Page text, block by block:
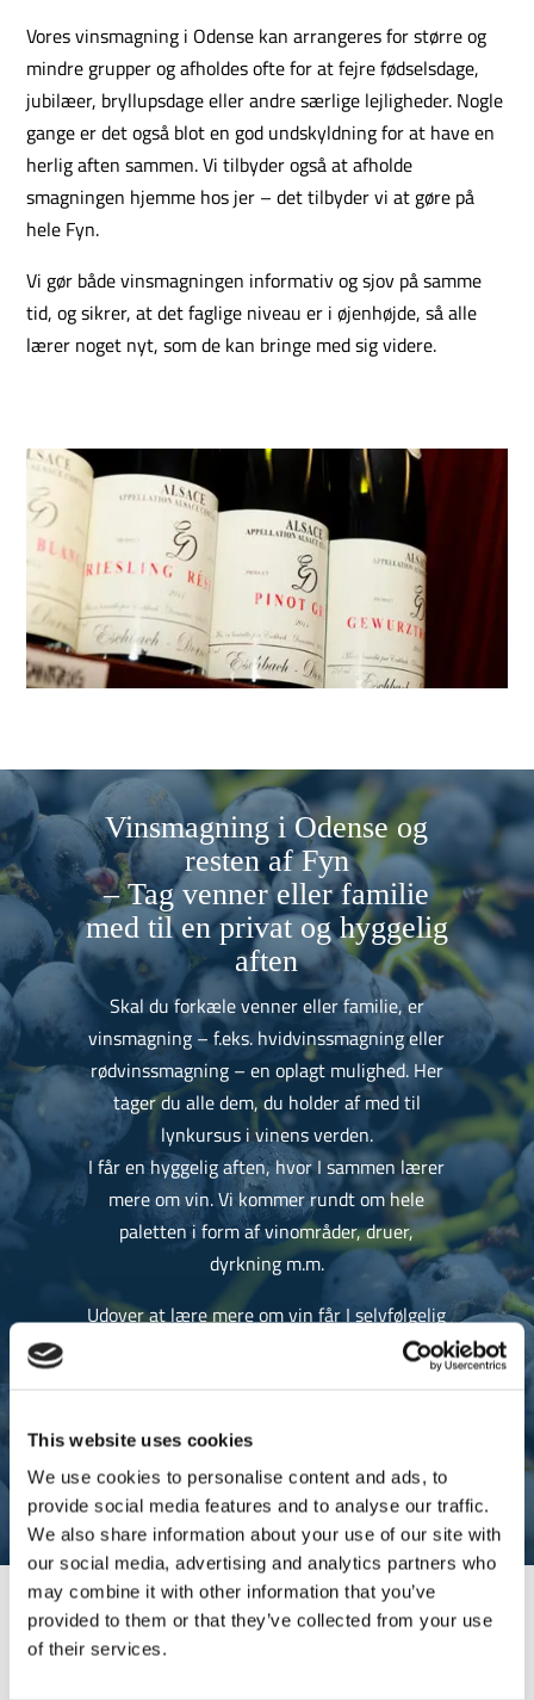
This website uses cookies
We use cookies to personalise content and ads, to
provide social media features and to analyse our traffic.
We also share information about your use of our site with
our social media, advertising and analytics partners who
may combine it with other information that you’ve
provided to them or that they’ve collected from your use
of their services.
Vores vinsmagning i Odense kan arrangeres for større og
mindre grupper og afholdes ofte for at fejre fødselsdage,
jubilæer, bryllupsdage eller andre særlige lejligheder. Nogle
gange er det også blot en god undskyldning for at have en
herlig aften sammen. Vi tilbyder også at afholde
smagningen hjemme hos jer – det tilbyder vi at gøre på
hele Fyn.
Vi gør både vinsmagningen informativ og sjov på samme
tid, og sikrer, at det faglige niveau er i øjenhøjde, så alle
lærer noget nyt, som de kan bringe med sig videre.
Vinsmagning i Odense og
resten af Fyn
– Tag venner eller familie
med til en privat og hyggelig
aften
Skal du forkæle venner eller familie, er
vinsmagning – f.eks. hvidvinssmagning eller
rødvinssmagning – en oplagt mulighed. Her
tager du alle dem, du holder af med til
lynkursus i vinens verden.
I får en hyggelig aften, hvor I sammen lærer
mere om vin. Vi kommer rundt om hele
paletten i form af vinområder, druer,
dyrkning m.m.
Udover at lære mere om vin får I selvfølgelig
også lov til at smage på en masse forskellige
vine, fra nogle af verden største vinnationer.
fornemmelse for, hvad du kan lide, og hvad
du ikke kan lide. Vi skræddersyr en fantastisk
oplevelse for alle, der ønsker en vinsmagning.
Vi tilbyder smagninger, gavekort